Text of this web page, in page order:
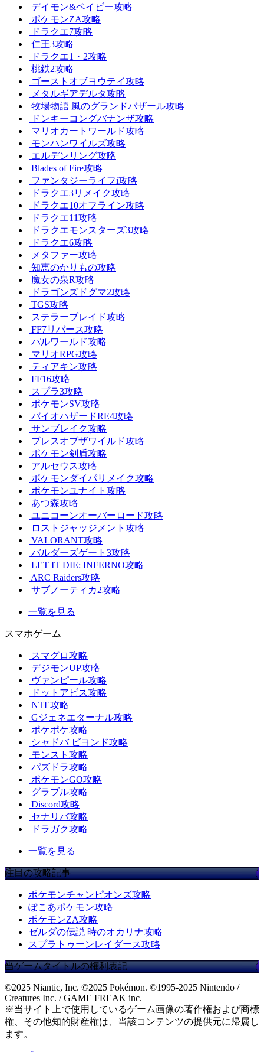
デイモン&ベイビー攻略
ポケモンZA攻略
ドラクエ7攻略
仁王3攻略
ドラクエ1・2攻略
桃鉄2攻略
ゴーストオブヨウテイ攻略
メタルギアデルタ攻略
牧場物語 風のグランドバザール攻略
ドンキーコングバナンザ攻略
マリオカートワールド攻略
モンハンワイルズ攻略
エルデンリング攻略
Blades of Fire攻略
ファンタジーライフi攻略
ドラクエ3リメイク攻略
ドラクエ10オフライン攻略
ドラクエ11攻略
ドラクエモンスターズ3攻略
ドラクエ6攻略
メタファー攻略
知恵のかりもの攻略
魔女の泉R攻略
ドラゴンズドグマ2攻略
TGS攻略
ステラーブレイド攻略
FF7リバース攻略
パルワールド攻略
マリオRPG攻略
ティアキン攻略
FF16攻略
スプラ3攻略
ポケモンSV攻略
バイオハザードRE4攻略
サンブレイク攻略
ブレスオブザワイルド攻略
ポケモン剣盾攻略
アルセウス攻略
ポケモンダイパリメイク攻略
ポケモンユナイト攻略
あつ森攻略
ユニコーンオーバーロード攻略
ロストジャッジメント攻略
VALORANT攻略
バルダーズゲート3攻略
LET IT DIE: INFERNO攻略
ARC Raiders攻略
サブノーティカ2攻略
一覧を見る
スマホゲーム
スマグロ攻略
デジモンUP攻略
ヴァンピール攻略
ドットアビス攻略
NTE攻略
Gジェネエターナル攻略
ポケポケ攻略
シャドバ ビヨンド攻略
モンスト攻略
パズドラ攻略
ポケモンGO攻略
グラブル攻略
Discord攻略
セナリバ攻略
ドラガク攻略
一覧を見る
注目の攻略記事
ポケモンチャンピオンズ攻略
ぽこあポケモン攻略
ポケモンZA攻略
ゼルダの伝説 時のオカリナ攻略
スプラトゥーンレイダース攻略
当ゲームタイトルの権利表記
©2025 Niantic, Inc. ©2025 Pokémon. ©1995-2025 Nintendo /
Creatures Inc. / GAME FREAK inc.
※当サイト上で使用しているゲーム画像の著作権および商標
権、その他知的財産権は、当該コンテンツの提供元に帰属し
ます。